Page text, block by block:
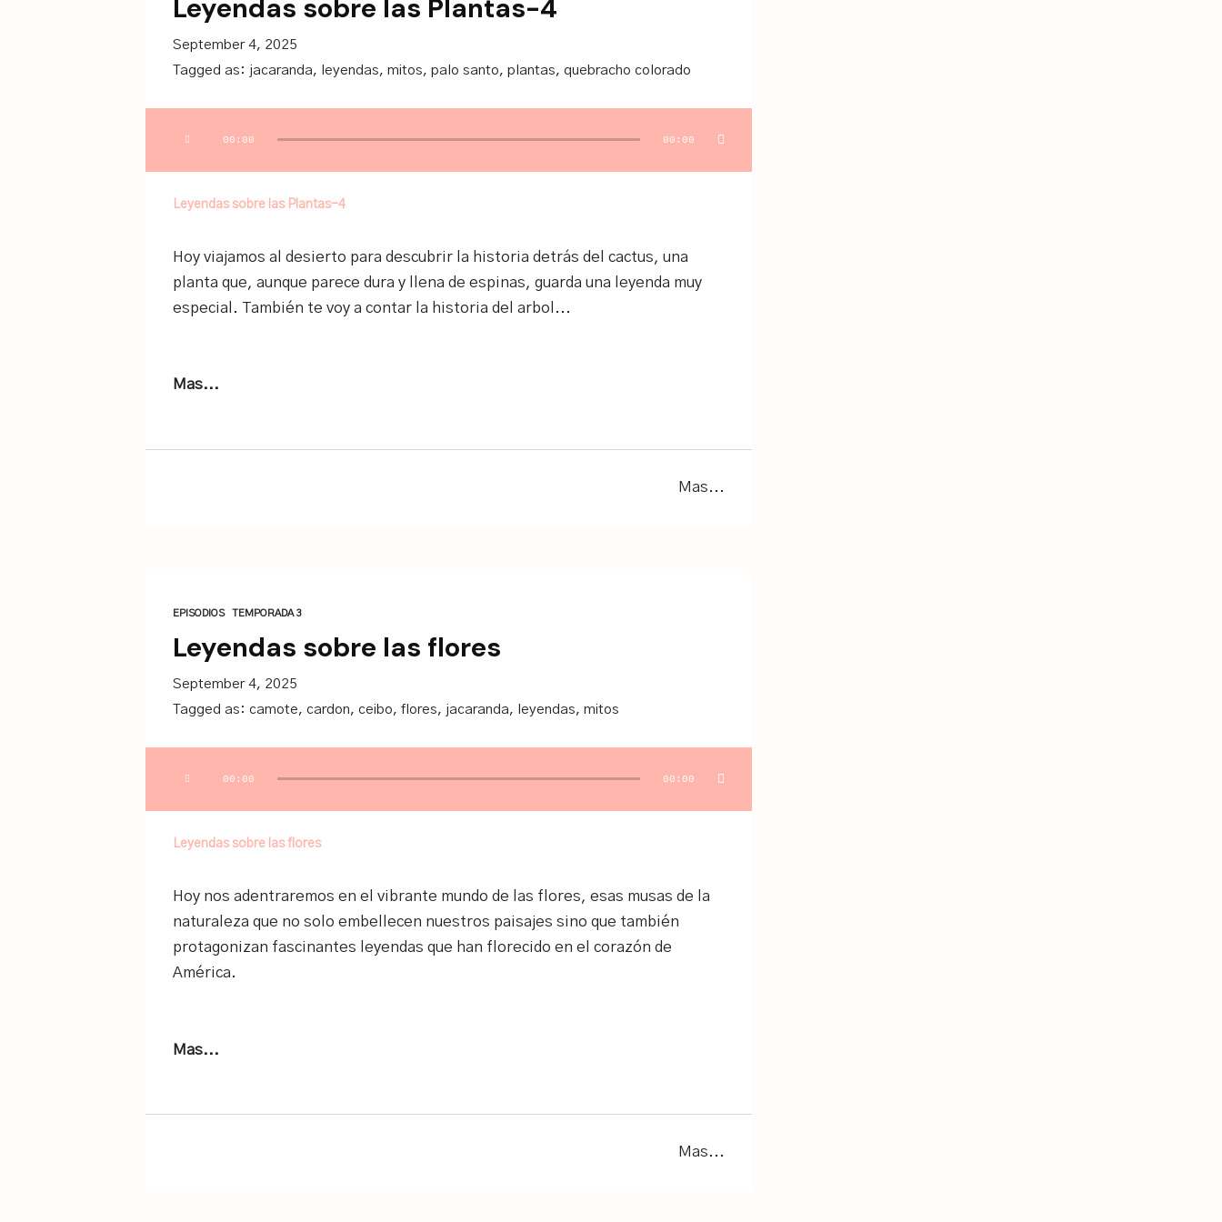
Leyendas sobre las Plantas-4
September 4, 2025
Tagged as: jacaranda, leyendas, mitos, palo santo, plantas, quebracho colorado
Player
00:00 00:00
Leyendas sobre las Plantas-4
Hoy viajamos al desierto para descubrir la historia detrás del cactus, una
planta que, aunque parece dura y llena de espinas, guarda una leyenda muy
especial. También te voy a contar la historia del arbol...
Mas...
Mas...
EPISODIOS TEMPORADA 3
Leyendas sobre las flores
September 4, 2025
Tagged as: camote, cardon, ceibo, flores, jacaranda, leyendas, mitos
Player
00:00 00:00
Leyendas sobre las flores
Hoy nos adentraremos en el vibrante mundo de las flores, esas musas de la
naturaleza que no solo embellecen nuestros paisajes sino que también
protagonizan fascinantes leyendas que han florecido en el corazón de
América.
Mas...
Mas...